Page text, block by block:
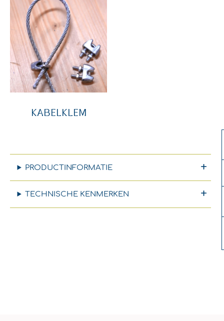
KABELKLEM
PRODUCTINFORMATIE
TECHNISCHE KENMERKEN